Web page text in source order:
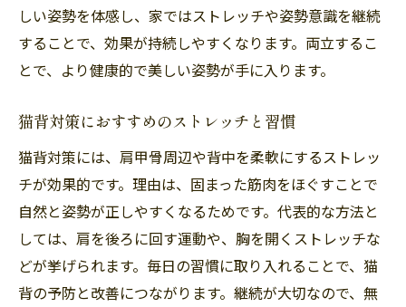
しい姿勢を体感し、家ではストレッチや姿勢意識を継続
することで、効果が持続しやすくなります。両立するこ
とで、より健康的で美しい姿勢が手に入ります。
猫背対策におすすめのストレッチと習慣
猫背対策には、肩甲骨周辺や背中を柔軟にするストレッ
チが効果的です。理由は、固まった筋肉をほぐすことで
自然と姿勢が正しやすくなるためです。代表的な方法と
しては、肩を後ろに回す運動や、胸を開くストレッチな
どが挙げられます。毎日の習慣に取り入れることで、猫
背の予防と改善につながります。継続が大切なので、無